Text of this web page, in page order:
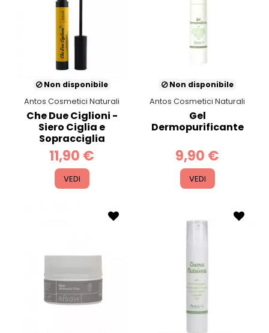
Non disponibile
Antos Cosmetici Naturali
Che Due Ciglioni -
Siero Ciglia e
Sopracciglia
11,90 €
VEDI
Non disponibile
Antos Cosmetici Naturali
Gel
Dermopurificante
9,90 €
VEDI